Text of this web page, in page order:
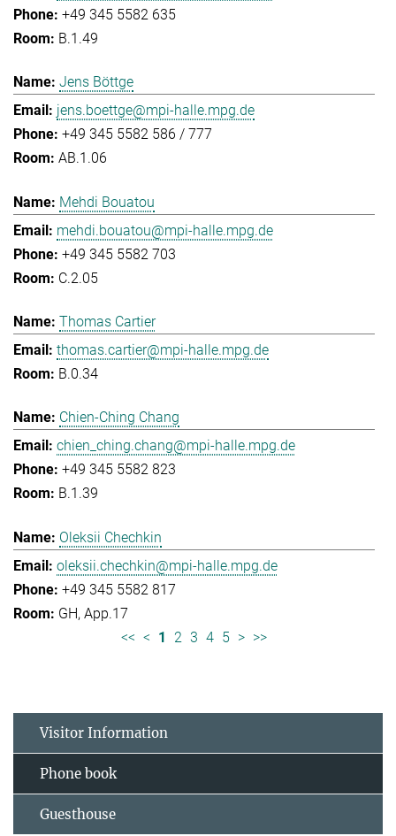
+49 345 5582 635
B.1.49
Jens Böttge
jens.boettge@mpi-halle.mpg.de
+49 345 5582 586 / 777
AB.1.06
Mehdi Bouatou
mehdi.bouatou@mpi-halle.mpg.de
+49 345 5582 703
C.2.05
Thomas Cartier
thomas.cartier@mpi-halle.mpg.de
B.0.34
Chien-Ching Chang
chien_ching.chang@mpi-halle.mpg.de
+49 345 5582 823
B.1.39
Oleksii Chechkin
oleksii.chechkin@mpi-halle.mpg.de
+49 345 5582 817
GH, App.17
<< < 1 2 3 4 5 > >>
Visitor Information
Phone book
Guesthouse